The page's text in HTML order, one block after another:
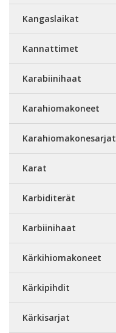
Kangaslaikat
Kannattimet
Karabiinihaat
Karahiomakoneet
Karahiomakonesarjat
Karat
Karbiditerät
Karbiinihaat
Kärkihiomakoneet
Kärkipihdit
Kärkisarjat